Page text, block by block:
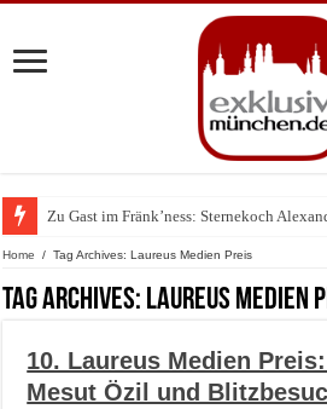
Zu Gast im Fränk’ness: Sternekoch
Warum München gerade zum Treffpunkt
Home / Tag Archives: Laureus Medien Preis
Tag Archives: Laureus Medien
10. Laureus Medien
Mesut Özil und